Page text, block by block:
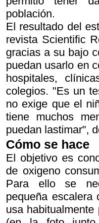
población.
El resultado del
revista Scientific
gracias a su bajo
puedan usarlo en
hospitales,
colegios. "Es un
no exige que el
tiene muchos
puedan lastimar",
Cómo se hace
El objetivo es
de oxigeno
Para ello se
pequeña escalera
usa